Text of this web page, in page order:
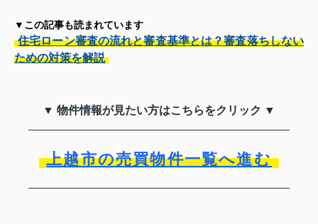
▼この記事も読まれています
住宅ローン審査の流れと審査基準とは？審査落ちしない
ための対策を解説
▼ 物件情報が見たい方はこちらをクリック ▼
上越市の売買物件一覧へ進む